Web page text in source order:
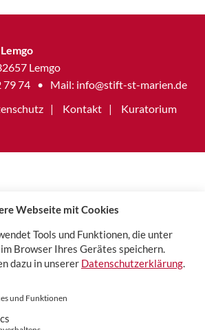
Lemgo
79 74
• Mail: info@stift-st-marien.de
Kontakt Kuratorium
Webseite mit Cookies
Tools und Funktionen, die unter
Browser Ihres Gerätes speichern.
dazu in unserer Datenschutzerklärung.
und Funktionen